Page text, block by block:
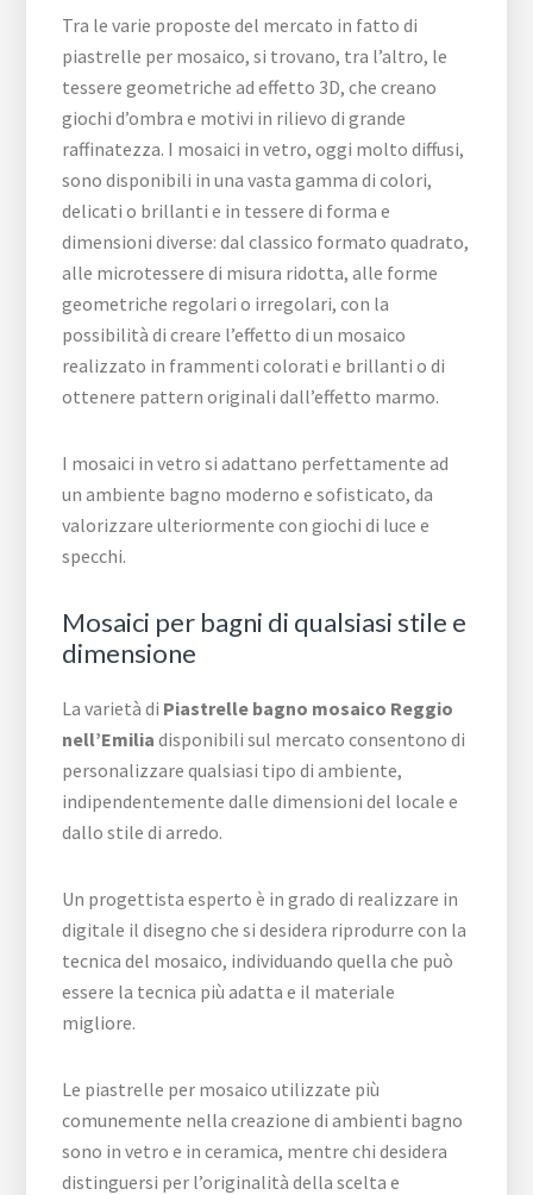
Tra le varie proposte del mercato in fatto di
piastrelle per mosaico, si trovano, tra l’altro, le
tessere geometriche ad effetto 3D, che creano
giochi d’ombra e motivi in rilievo di grande
raffinatezza. I mosaici in vetro, oggi molto diffusi,
sono disponibili in una vasta gamma di colori,
delicati o brillanti e in tessere di forma e
dimensioni diverse: dal classico formato quadrato,
alle microtessere di misura ridotta, alle forme
geometriche regolari o irregolari, con la
possibilità di creare l’effetto di un mosaico
realizzato in frammenti colorati e brillanti o di
ottenere pattern originali dall’effetto marmo.
I mosaici in vetro si adattano perfettamente ad
un ambiente bagno moderno e sofisticato, da
valorizzare ulteriormente con giochi di luce e
specchi.
Mosaici per bagni di qualsiasi stile e
dimensione
La varietà di Piastrelle bagno mosaico Reggio
nell’Emilia disponibili sul mercato consentono di
personalizzare qualsiasi tipo di ambiente,
indipendentemente dalle dimensioni del locale e
dallo stile di arredo.
Un progettista esperto è in grado di realizzare in
digitale il disegno che si desidera riprodurre con la
tecnica del mosaico, individuando quella che può
essere la tecnica più adatta e il materiale
migliore.
Le piastrelle per mosaico utilizzate più
comunemente nella creazione di ambienti bagno
sono in vetro e in ceramica, mentre chi desidera
distinguersi per l’originalità della scelta e